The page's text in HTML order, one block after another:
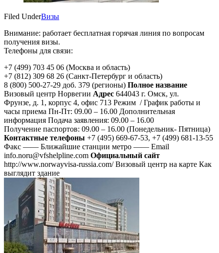
Filed UnderВизы
Внимание: работает бесплатная горячая линия по вопросам
получения визы.
Телефоны для связи:
+7 (499) 703 45 06 (Москва и область)
+7 (812) 309 68 26 (Санкт-Петербург и область)
8 (800) 500-27-29 доб. 379 (регионы) Полное название
Визовый центр Норвегии Адрес 644043 г. Омск, ул.
Фрунзе, д. 1, корпус 4, офис 713 Режим / График работы и
часы приема Пн-Пт: 09.00 – 16.00 Дополнительная
информация Подача заявления: 09.00 – 16.00
Получение паспортов: 09.00 – 16.00 (Понедельник- Пятница)
Контактные телефоны +7 (495) 669-67-53, +7 (499) 681-13-55
Факс —— Ближайшие станции метро —— Email
info.noru@vfshelpline.com Официальный сайт
http://www.norwayvisa-russia.com/ Визовый центр на карте Как
выглядит здание